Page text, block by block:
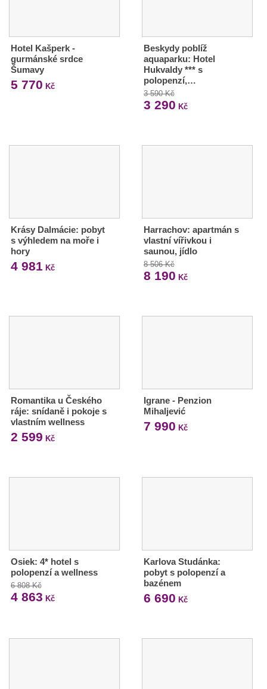
Hotel Kašperk -
gurmánské srdce
Šumavy
5 770 Kč
Beskydy poblíž
aquaparku: Hotel
Hukvaldy *** s
polopenzí,…
3 590 Kč
3 290 Kč
Krásy Dalmácie: pobyt
s výhledem na moře i
hory
4 981 Kč
Harrachov: apartmán s
vlastní vířivkou i
saunou, jídlo
8 506 Kč
8 190 Kč
Romantika u Českého
ráje: snídaně i pokoje s
vlastním wellness
2 599 Kč
Igrane - Penzion
Mihaljević
7 990 Kč
Osiek: 4* hotel s
polopenzí a wellness
6 808 Kč
4 863 Kč
Karlova Studánka:
pobyt s polopenzí a
bazénem
6 690 Kč